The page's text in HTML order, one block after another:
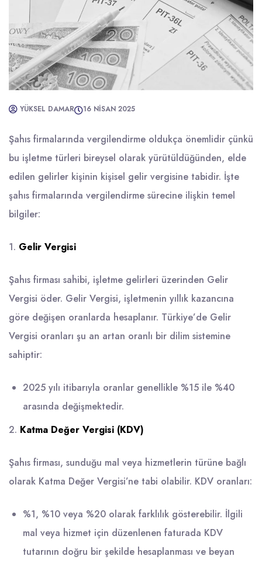
YÜKSEL DAMAR 16 NISAN 2025
Şahıs firmalarında vergilendirme oldukça önemlidir çünkü
bu işletme türleri bireysel olarak yürütüldüğünden, elde
edilen gelirler kişinin kişisel gelir vergisine tabidir. İşte
şahıs firmalarında vergilendirme sürecine ilişkin temel
bilgiler:
1. Gelir Vergisi
Şahıs firması sahibi, işletme gelirleri üzerinden Gelir
Vergisi öder. Gelir Vergisi, işletmenin yıllık kazancına
göre değişen oranlarda hesaplanır. Türkiye’de Gelir
Vergisi oranları şu an artan oranlı bir dilim sistemine
sahiptir:
2025 yılı itibarıyla oranlar genellikle %15 ile %40
arasında değişmektedir.
2. Katma Değer Vergisi (KDV)
Şahıs firması, sunduğu mal veya hizmetlerin türüne bağlı
olarak Katma Değer Vergisi’ne tabi olabilir. KDV oranları:
%1, %10 veya %20 olarak farklılık gösterebilir. İlgili
mal veya hizmet için düzenlenen faturada KDV
tutarının doğru bir şekilde hesaplanması ve beyan